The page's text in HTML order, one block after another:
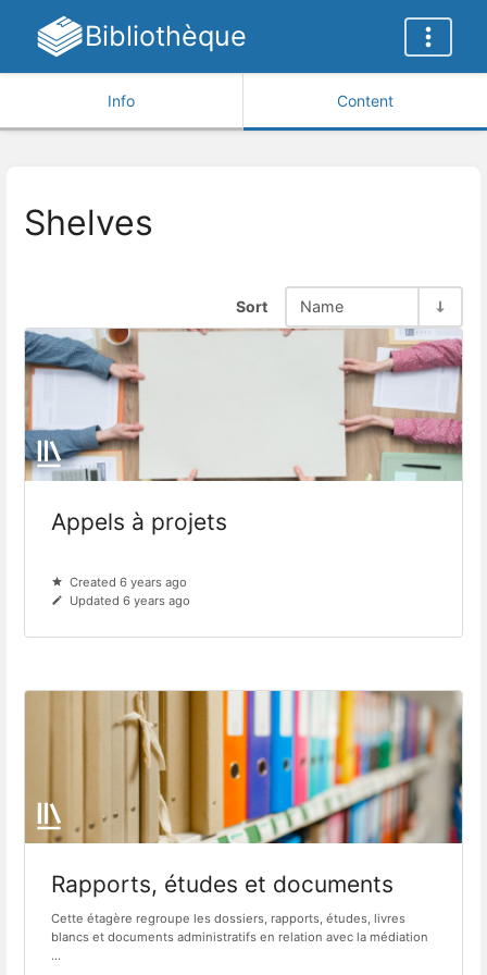
Bibliothèque
Info Content
Shelves
Sort Name
Appels à projets
Created 6 years ago
Updated 6 years ago
Rapports, études et documents
Cette étagère regroupe les dossiers, rapports, études, livres
blancs et documents administratifs en relation avec la médiation
...